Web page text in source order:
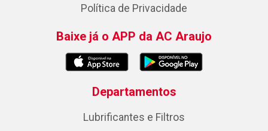
Política de Privacidade
Baixe já o APP da AC Araujo
Departamentos
Lubrificantes e Filtros